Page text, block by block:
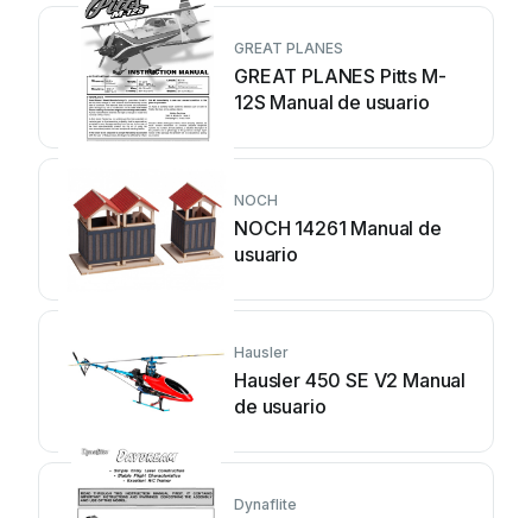
GREAT PLANES
GREAT PLANES Pitts M-
12S Manual de usuario
NOCH
NOCH 14261 Manual de
usuario
Hausler
Hausler 450 SE V2 Manual
de usuario
Dynaflite